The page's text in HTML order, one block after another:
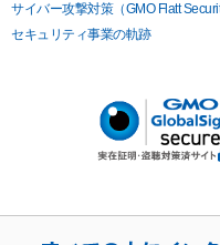
サイバー攻撃対策（GMO Flatt
セキュリティ事業の軌跡